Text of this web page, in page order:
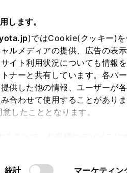
します。
)ではCookie(クッキー)
ルメディアの提供、広告の表
イト利用状況についても情報
ナーと共有しています。各パ
供した他の情報、ユーザーが
合わせて使用することがあり
したこととなります。
統計 マーケティン
気に入り 保存した見積り